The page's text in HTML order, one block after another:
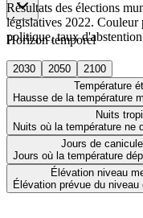
Horizon temporel
2030 2050
2100
Température
Hausse de la température
Nuits
Nuits où la température ne
Jours de canicule
Jours où la température
Élévation niveau
Élévation prévue du niveau
Résultats des élections
législatives 2022.
politique, taux